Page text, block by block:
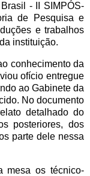
- II SIMPÓS-
de Pesquisa e
e trabalhos
instituição.
conhecimento da
ofício entregue
ao Gabinete da
No documento
detalhado do
posteriores, dos
parte dele nessa
mesa os técnico-